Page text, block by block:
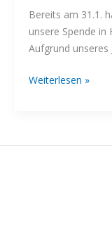
Bereits am 31.1.
unsere Spende in
Aufgrund unseres
Spendenübergabe
Weiterlesen »